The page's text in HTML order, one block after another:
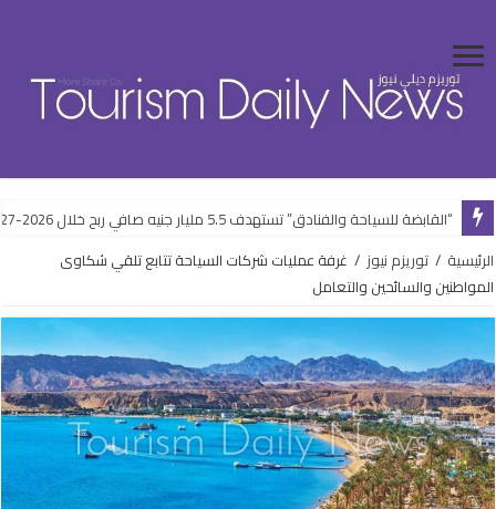
“القابضة للسياحة والفنادق” تستهدف 5.5 مليار جنيه صافي ربح خلال 2026-2027
الرئيسية / توريزم نيوز / غرفة عمليات شركات السياحة تتابع تلقي شكاوى
المواطنين والسائحين والتعامل